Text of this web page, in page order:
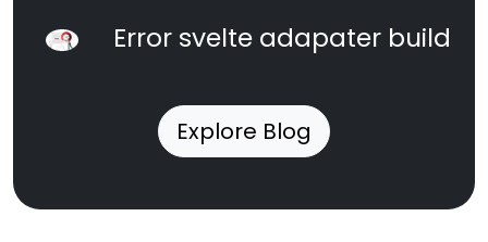
Error svelte adapater build
Explore Blog